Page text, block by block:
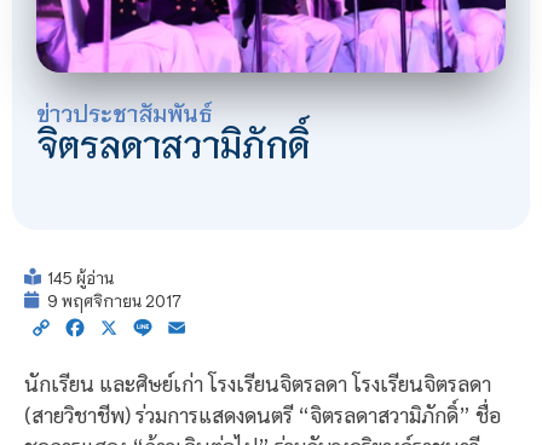
ข่าวประชาสัมพันธ์
จิตรลดาสวามิภักดิ์
145 ผู้อ่าน
9 พฤศจิกายน 2017
Copy Facebook
X Line
นักเรียน และศิษย์เก่า โรงเรียนจิตรลดา โรงเรียนจิตรลดา
(สายวิชาชีพ) ร่วมการแสดงดนตรี “จิตรลดาสวามิภักดิ์” ชื่อ